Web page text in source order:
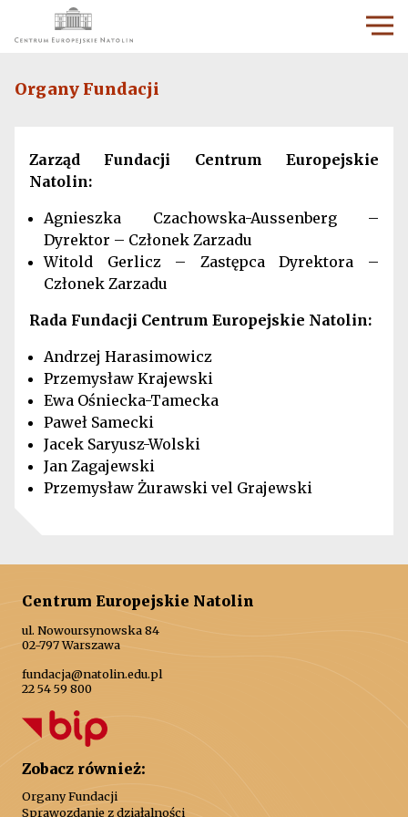
Organy Fundacji
Zarząd Fundacji Centrum Europejskie
Natolin:
Agnieszka Czachowska-Aussenberg –
Dyrektor – Członek Zarzadu
Witold Gerlicz – Zastępca Dyrektora –
Członek Zarzadu
Rada Fundacji Centrum Europejskie Natolin:
Andrzej Harasimowicz
Przemysław Krajewski
Ewa Ośniecka-Tamecka
Paweł Samecki
Jacek Saryusz-Wolski
Jan Zagajewski
Przemysław Żurawski vel Grajewski
Centrum Europejskie Natolin
ul. Nowoursynowska 84
02-797 Warszawa
fundacja@natolin.edu.pl
22 54 59 800
Zobacz również:
Organy Fundacji
Sprawozdanie z działalności